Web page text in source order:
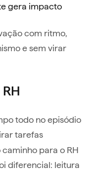
gera impacto
com ritmo,
e sem virar
todo no episódio
tarefas
para o RH
diferencial: leitura